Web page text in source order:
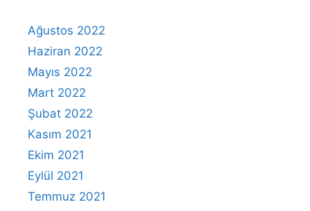
Ağustos 2022
Haziran 2022
Mayıs 2022
Mart 2022
Şubat 2022
Kasım 2021
Ekim 2021
Eylül 2021
Temmuz 2021